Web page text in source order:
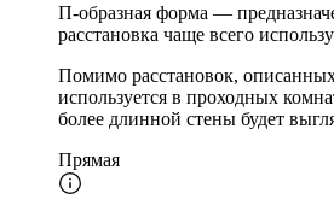
П-образная форма —
расстановка чаще всего
Помимо расстановок,
используется в проходных
более длинной стены будет
Прямая